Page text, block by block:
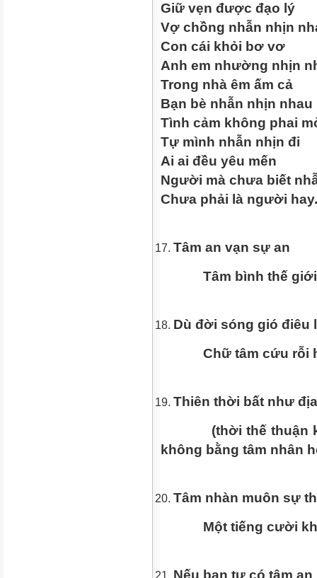
Giữ vẹn được đạo lý
Vợ chồng nhẫn nhịn
Con cái khỏi bơ vơ
Anh em nhường nhịn
Trong nhà êm ấm cả
Bạn bè nhẫn nhịn nhau
Tình cảm không phai
Tự mình nhẫn nhịn đi
Ai ai đều yêu mến
Người mà chưa biết
Chưa phải là người hay.
Tâm an vạn sự an
Tâm bình thế giới
Dù đời sóng gió điêu
Chữ tâm cứu rỗi
Thiên thời bất như
(thời thế thuận
không bằng tâm nhân
Tâm nhàn muôn sự
Một tiếng cười
Nếu bạn tự có tâm an